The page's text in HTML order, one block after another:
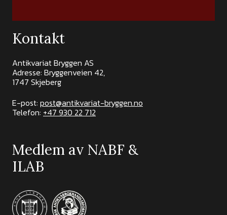
Kontakt
Antikvariat Bryggen AS
Adresse: Bryggenveien 42,
1747 Skjeberg
E-post: post@antikvariat-bryggen.no
Telefon: +47 930 22 712
Medlem av NABF &
ILAB